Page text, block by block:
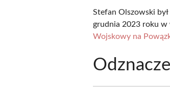
Stefan Olszowski
grudnia 2023 roku
Wojskowy na